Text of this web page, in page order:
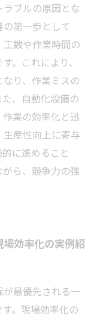
ブルの原因とな
第一歩として
数や作業時間の
。これにより、
り、作業ミスの
、自動化設備の
業の効率化と迅
産性向上に寄与
に進めること
ら、競争力の強
効率化の実例紹
最優先される一
。現場効率化の